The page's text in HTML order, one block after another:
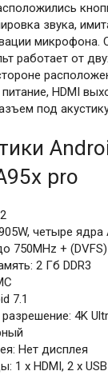
звука,
работает от
HDMI
под
pro
четыре
750MHz + (DVFS)
2 Гб DDR3
7.1
4K
Нет дисплея
1 x HDMI, 2 x